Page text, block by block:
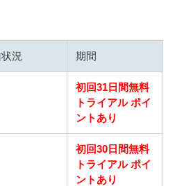
況 期間
初回31日間無料
トライアル ポイ
ントあり
初回30日間無料
トライアル ポイ
ントあり